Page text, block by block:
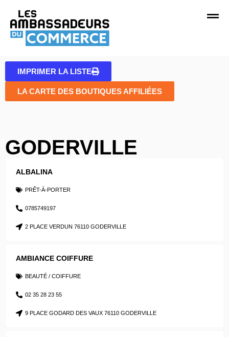
IMPRIMER LA LISTE
LA CARTE DES BOUTIQUES AFFILIÉES
GODERVILLE
ALBALINA
PRÊT-À-PORTER
0785749197
2 PLACE VERDUN 76110 GODERVILLE
AMBIANCE COIFFURE
BEAUTÉ / COIFFURE
02 35 28 23 55
9 PLACE GODARD DES VAUX 76110 GODERVILLE